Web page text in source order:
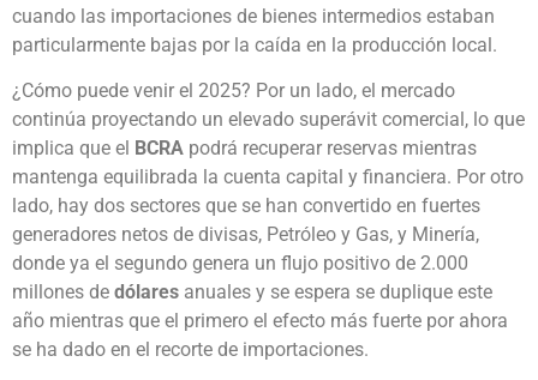
cuando las importaciones de bienes intermedios estaban
particularmente bajas por la caída en la producción local.
¿Cómo puede venir el 2025? Por un lado, el mercado
continúa proyectando un elevado superávit comercial, lo que
implica que el BCRA podrá recuperar reservas mientras
mantenga equilibrada la cuenta capital y financiera. Por otro
lado, hay dos sectores que se han convertido en fuertes
generadores netos de divisas, Petróleo y Gas, y Minería,
donde ya el segundo genera un flujo positivo de 2.000
millones de dólares anuales y se espera se duplique este
año mientras que el primero el efecto más fuerte por ahora
se ha dado en el recorte de importaciones.